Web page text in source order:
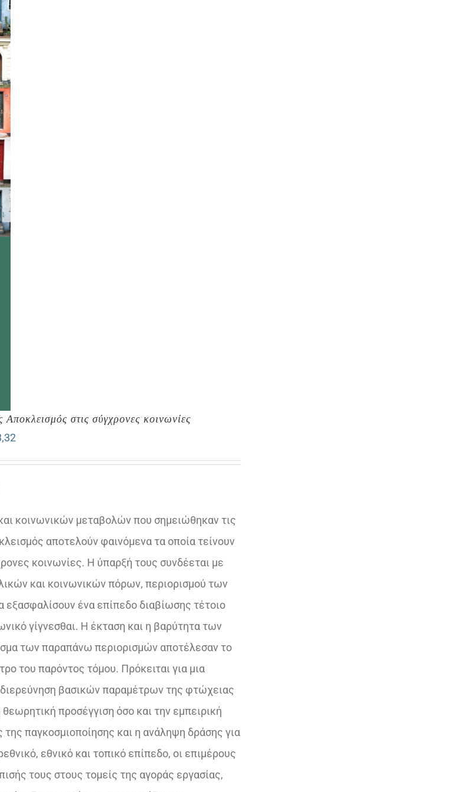
στις σύγχρονες κοινωνίες
Η
τρέχουσα
€23,32.
κοινωνικών μεταβολών που σημειώθηκαν τις
αποτελούν φαινόμενα τα οποία τείνουν
κοινωνίες. Η ύπαρξή τους συνδέεται με
και κοινωνικών πόρων, περιορισμού των
ένα επίπεδο διαβίωσης τέτοιο
γίγνεσθαι. Η έκταση και η βαρύτητα των
των παραπάνω περιορισμών αποτέλεσαν το
του παρόντος τόμου. Πρόκειται για μια
διερεύνηση βασικών παραμέτρων της φτώχειας
προσέγγιση όσο και την εμπειρική
παγκοσμιοποίησης και η ανάληψη δράσης για
εθνικό και τοπικό επίπεδο, οι επιμέρους
τους στους τομείς της αγοράς εργασίας,